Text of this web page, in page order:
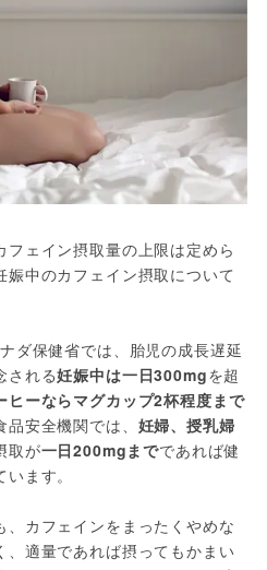
ェイン摂取量の上限は定めら
中のカフェイン摂取について
ダ保健省では、胎児の成長遅延
される妊娠中は一日300mgを超
ヒーならマグカップ2杯程度まで
安全機関では、 妊婦、授乳婦
取が一日200mgまでであれば健
ます。
、カフェインをまったくやめな
、適量であれば摂ってもかまい